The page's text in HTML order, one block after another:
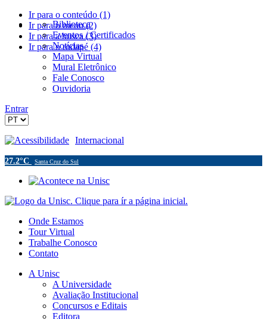
Ir para o conteúdo (1)
Ir para o menu (2)
Ir para a busca (3)
Ir para o rodapé (4)
Biblioteca
Eventos / Certificados
Notícias
Mapa Virtual
Mural Eletrônico
Fale Conosco
Ouvidoria
Entrar
Acessibilidade Internacional
27.2°C Santa Cruz do Sul
Onde Estamos
Tour Virtual
Trabalhe Conosco
Contato
A Unisc
A Universidade
Avaliação Institucional
Concursos e Editais
Editora